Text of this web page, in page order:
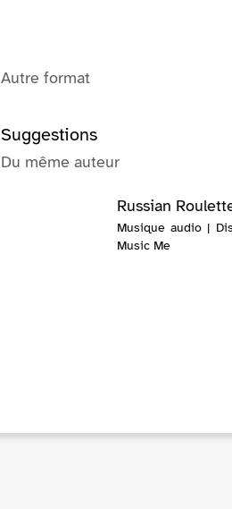
Autre format
Suggestions
Du même auteur
Russian
Musique audio |
Music Me